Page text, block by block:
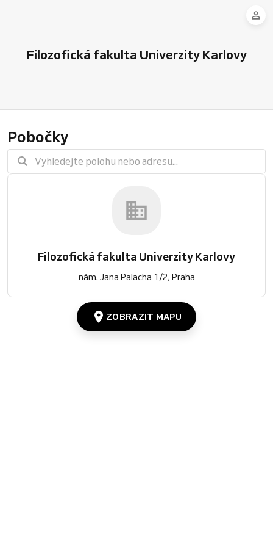
Filozofická fakulta Univerzity Karlovy
Pobočky
Filozofická fakulta Univerzity Karlovy
nám. Jana Palacha 1/2, Praha
ZOBRAZIT MAPU